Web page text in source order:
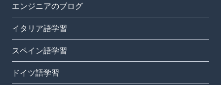
エンジニアのブログ
イタリア語学習
スペイン語学習
ドイツ語学習